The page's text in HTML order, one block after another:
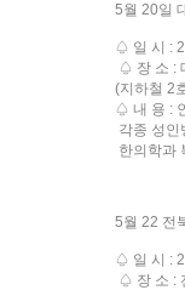
5월 20일
♤ 일 시 :
♤ 장 소 :
(지하철 2
♤ 내 용 :
각종 성인
한의학과
5월 22 전
♤ 일 시 :
♤ 장 소 :